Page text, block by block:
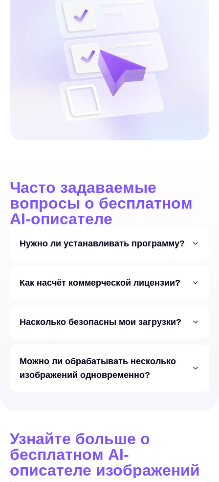
Часто задаваемые
вопросы о бесплатном
AI-описателе
Нужно ли устанавливать программу?
Как насчёт коммерческой лицензии?
Насколько безопасны мои загрузки?
Можно ли обрабатывать несколько
изображений одновременно?
Узнайте больше о
бесплатном AI-
описателе изображений